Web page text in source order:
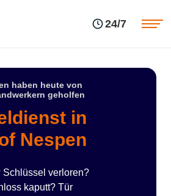
24/7
haben heute von
geholfen
in
Nespen
Schlüssel verloren?
kaputt? Tür